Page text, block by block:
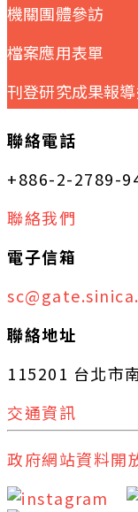
機關團體參訪
檔案應用表單
刊登研究成果報
聯絡電話
+886-2-2789-
聯絡我們
電子信箱
聯絡地址
115201 台北市
交通資訊
政府網站資料開